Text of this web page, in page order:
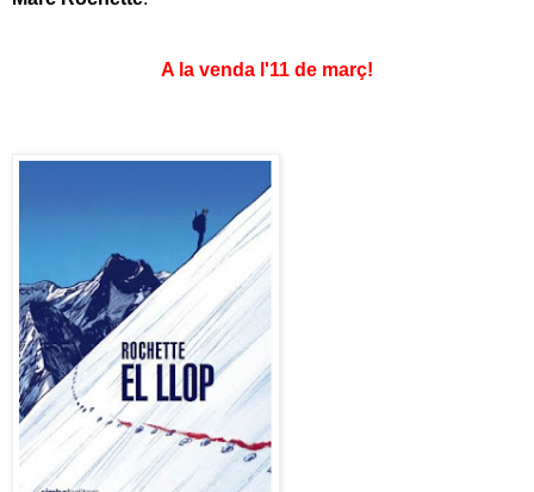
A la venda l'11 de març!